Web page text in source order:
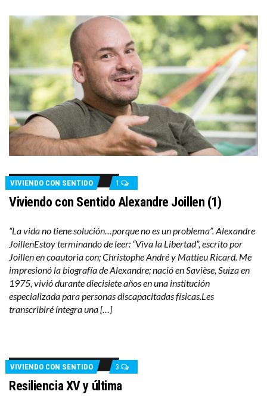
VIVIENDO CON SENTIDO 1
Viviendo con Sentido Alexandre Joillen (1)
“La vida no tiene solución…porque no es un problema”. Alexandre
JoillenEstoy terminando de leer: “Viva la Libertad”, escrito por
Joillen en coautoria con; Christophe André y Mattieu Ricard. Me
impresionó la biografía de Alexandre; nació en Savièse, Suiza en
1975, vivió durante diecisiete años en una institución
especializada para personas discapacitadas físicas.Les
transcribiré íntegra una […]
VIVIENDO CON SENTIDO 3
Resiliencia XV y última